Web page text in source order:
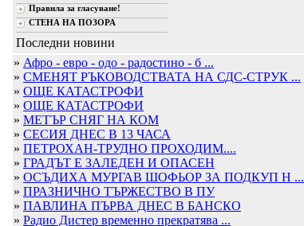
Правила за гласуване!
СТЕНА НА ПОЗОРА
Последни новини
» Афро - евро - одо - радостино - б ...
» СМЕНЯТ РЪКОВОДСТВАТА НА СДС-СТРУК ...
» ОЩЕ КАТАСТРОФИ
» ОЩЕ КАТАСТРОФИ
» МЕТЪР СНЯГ НА КОМ
» СЕСИЯ ДНЕС В 13 ЧАСА
» ПЕТРОХАН-ТРУДНО ПРОХОДИМ....
» ГРАДЪТ Е ЗАЛЕДЕН И ОПАСЕН
» ОСЪДИХА МУРГАВ ШОФЬОР ЗА ПОДКУП Н ...
» ПРАЗНИЧНО ТЪРЖЕСТВО В ПУ
» ПАВЛИНА ПЪРВА ДНЕС В БАНСКО
» Радио Дистер временно прекратява ...